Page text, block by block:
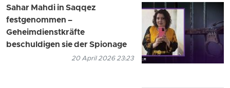
Sahar Mahdi in Saqqez
festgenommen –
Geheimdienstkräfte
beschuldigen sie der Spionage
20 April 2026 23:23